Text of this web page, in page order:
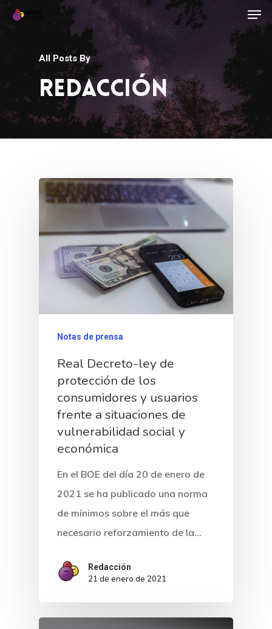
All Posts By
Redacción
Notas de prensa
Real Decreto-ley de
protección de los
consumidores y usuarios
frente a situaciones de
vulnerabilidad social y
económica
En el BOE del día 20 de enero de
2021 se ha publicado una norma
de mínimos sobre el más que
necesario reforzamiento de la…
Redacción
21 de enero de 2021